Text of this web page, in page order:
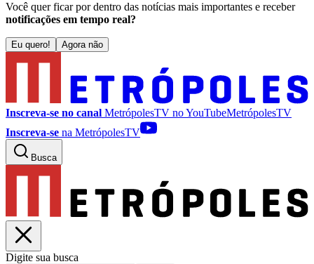
Você quer ficar por dentro das notícias mais importantes e receber
notificações em tempo real?
Eu quero! Agora não
Inscreva-se no canal MetrópolesTV noYouTubeMetrópolesTV
Inscreva-se na MetrópolesTV
Busca
Digite sua busca